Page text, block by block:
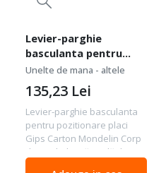
Levier-parghie
basculanta pentru
pozitionare placi Gips
Carton Mondelin
Unelte de mana - altele
Levier-parghie basculanta
pentru pozitionare placi
Gips Carton Mondelin Corp
din oţel. Flanşă rigidă din
135,23 Lei